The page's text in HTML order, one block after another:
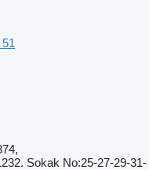
Sokak No:25-27-29-31-